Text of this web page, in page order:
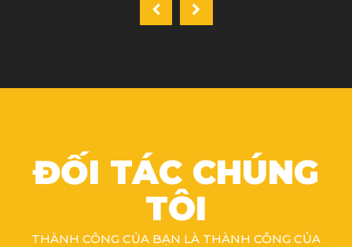
ĐỐI TÁC CHÚNG
TÔI
THÀNH CÔNG CỦA BẠN LÀ THÀNH CÔNG CỦA